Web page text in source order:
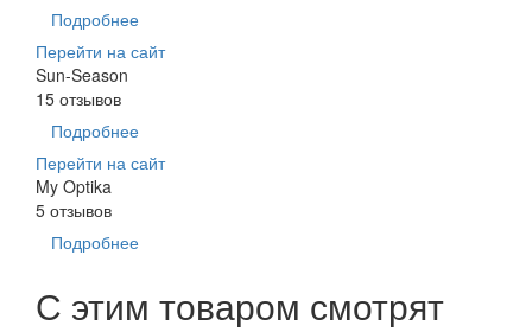
Подробнее
Перейти на сайт
Sun-Season
15 отзывов
Подробнее
Перейти на сайт
My Optika
5 отзывов
Подробнее
С этим товаром смотрят